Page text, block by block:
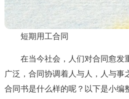
短期用工合同
在当今社会，人们对合同愈发
广泛，合同协调着人与人，人与事
合同书是什么样的呢？以下是小编